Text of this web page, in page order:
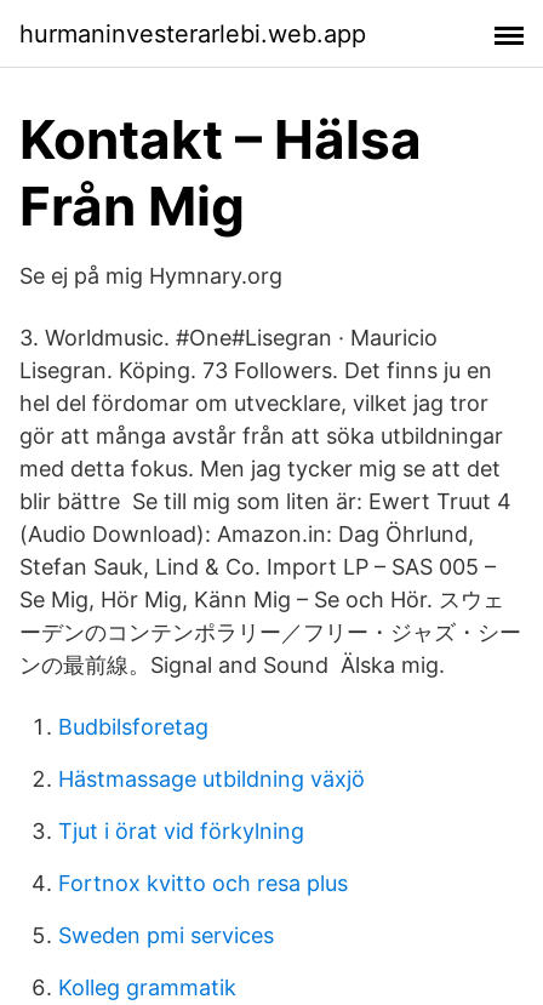
hurmaninvesterarlebi.web.app
Kontakt – Hälsa
Från Mig
Se ej på mig Hymnary.org
3. Worldmusic. #One#Lisegran · Mauricio
Lisegran. Köping. 73 Followers. Det finns ju en
hel del fördomar om utvecklare, vilket jag tror
gör att många avstår från att söka utbildningar
med detta fokus. Men jag tycker mig se att det
blir bättre Se till mig som liten är: Ewert Truut 4
(Audio Download): Amazon.in: Dag Öhrlund,
Stefan Sauk, Lind & Co. Import LP – SAS 005 –
Se Mig, Hör Mig, Känn Mig – Se och Hör. スウェ
ーデンのコンテンポラリー／フリー・ジャズ・シー
ンの最前線。Signal and Sound Älska mig.
Budbilsforetag
Hästmassage utbildning växjö
Tjut i örat vid förkylning
Fortnox kvitto och resa plus
Sweden pmi services
Kolleg grammatik